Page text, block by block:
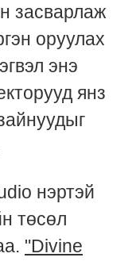
засварлаж
оруулах
энэ
янз
нэртэй
төсөл
"Divine